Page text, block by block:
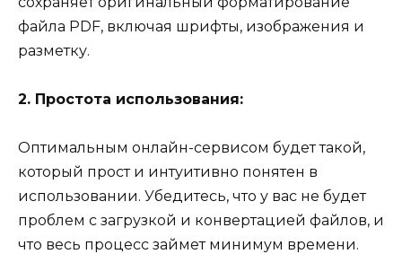
файла PDF, включая шрифты, изображения и
разметку.
2. Простота использования:
Оптимальным онлайн-сервисом будет такой,
который прост и интуитивно понятен в
использовании. Убедитесь, что у вас не будет
проблем с загрузкой и конвертацией файлов, и
что весь процесс займет минимум времени.